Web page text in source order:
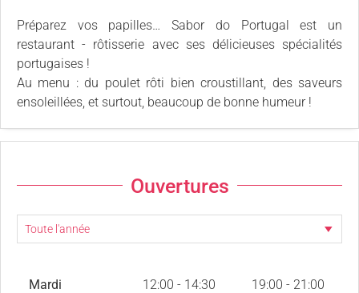
Préparez vos papilles… Sabor do Portugal est un
restaurant - rôtisserie avec ses délicieuses spécialités
portugaises !
Au menu : du poulet rôti bien croustillant, des saveurs
ensoleillées, et surtout, beaucoup de bonne humeur !
Ouvertures
Mardi 12:00 - 14:30 19:00 - 21:00